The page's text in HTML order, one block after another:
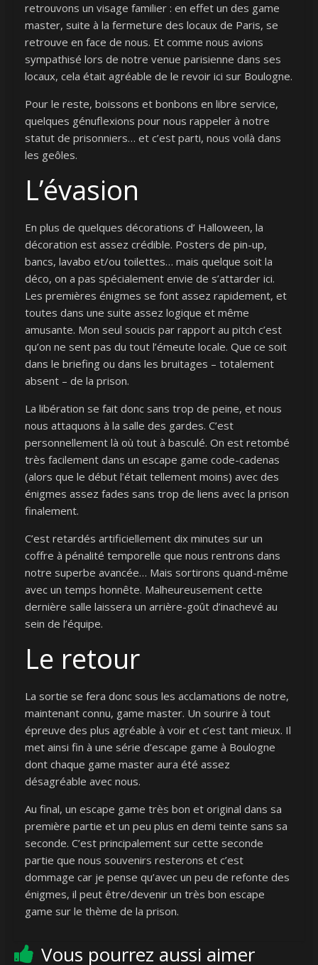
retrouvons un visage familier : en effet un des game
master, suite à la fermeture des locaux de Paris, se
retrouve en face de nous. Et comme nous avions
sympathisé lors de notre venue parisienne dans ses
locaux, cela était agréable de le revoir ici sur Boulogne.
Pour le reste, boissons et bonbons en libre service,
quelques génuflexions pour nous rappeler à notre
statut de prisonniers… et c’est parti, nous voilà dans
les geôles.
L’évasion
En plus de quelques décorations d’ Halloween, la
décoration est assez crédible. Posters de pin-up,
bancs, lavabo et/ou toilettes… mais quelque soit la
déco, on a pas spécialement envie de s’attarder ici.
Les premières énigmes se font assez rapidement, et
toutes dans une suite assez logique et même
amusante. Mon seul soucis par rapport au pitch c’est
qu’on ne sent pas du tout l’émeute locale. Que ce soit
dans le briefing ou dans les bruitages – totalement
absent – de la prison.
La libération se fait donc sans trop de peine, et nous
nous attaquons à la salle des gardes. C’est
personnellement là où tout à basculé. On est retombé
très facilement dans un escape game code-cadenas
(alors que le début l’était tellement moins) avec des
énigmes assez fades sans trop de liens avec la prison
finalement.
C’est retardés artificiellement dix minutes sur un
coffre à pénalité temporelle que nous rentrons dans
notre superbe avancée… Mais sortirons quand-même
avec un temps honnête. Malheureusement cette
dernière salle laissera un arrière-goût d’inachevé au
sein de l’équipe.
Le retour
La sortie se fera donc sous les acclamations de notre,
maintenant connu, game master. Un sourire à tout
épreuve des plus agréable à voir et c’est tant mieux. Il
met ainsi fin à une série d’escape game à Boulogne
dont chaque game master aura été assez
désagréable avec nous.
Au final, un escape game très bon et original dans sa
première partie et un peu plus en demi teinte sans sa
seconde. C’est principalement sur cette seconde
partie que nous souvenirs resterons et c’est
dommage car je pense qu’avec un peu de refonte des
énigmes, il peut être/devenir un très bon escape
game sur le thème de la prison.
Vous pourrez aussi aimer